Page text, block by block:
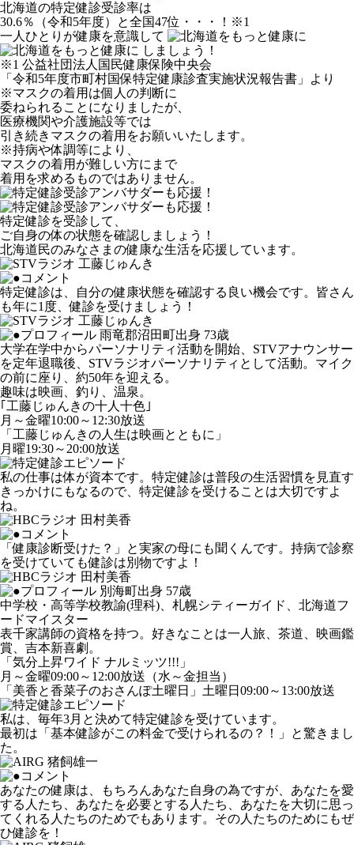
北海道の特定健診受診率は
30.6％（令和5年度）と全国47位・・・！ ※1
一人ひとりが健康を意識して
しましょう！
※1 公益社団法人国民健康保険中央会
「令和5年度市町村国保特定健康診査実施状況報告書」より
※マスクの着用は個人の判断に
委ねられることになりましたが、
医療機関や介護施設等では
引き続きマスクの着用をお願いいたします。
※持病や体調等により、
マスクの着用が難しい方にまで
着用を求めるものではありません。
特定健診を受診して、
ご自身の体の状態を確認しましょう！
北海道民のみなさまの健康な生活を応援しています。
特定健診は、自分の健康状態を確認する良い機会です。皆さん
も年に1度、健診を受けましょう！
雨竜郡沼田町出身 73歳
大学在学中からパーソナリティ活動を開始、STVアナウンサー
を定年退職後、STVラジオパーソナリティとして活動。マイク
の前に座り、約50年を迎える。
趣味は映画、釣り、温泉。
｢工藤じゅんきの十人十色｣
月～金曜10:00～12:30放送
「工藤じゅんきの人生は映画とともに」
月曜19:30～20:00放送
私の仕事は体が資本です。特定健診は普段の生活習慣を見直す
きっかけにもなるので、特定健診を受けることは大切ですよ
ね。
「健康診断受けた？」と実家の母にも聞くんです。持病で診察
を受けていても健診は別物ですよ！
別海町出身 57歳
中学校・高等学校教諭(理科)、札幌シティーガイド、北海道フ
ードマイスター
表千家講師の資格を持つ。好きなことは一人旅、茶道、映画鑑
賞、吉本新喜劇。
「気分上昇ワイド ナルミッツ!!!」
月～金曜09:00～12:00放送（水～金担当）
「美香と香菜子のおさんぽ土曜日」土曜日09:00～13:00放送
私は、毎年3月と決めて特定健診を受けています。
最初は「基本健診がこの料金で受けられるの？！」と驚きまし
た。
あなたの健康は、もちろんあなた自身の為ですが、あなたを愛
する人たち、あなたを必要とする人たち、あなたを大切に思っ
てくれる人たちのためでもあります。その人たちのためにもぜ
ひ健診を！